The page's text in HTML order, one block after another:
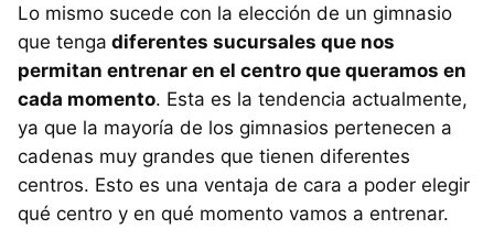
Lo mismo sucede con la elección de un gimnasio
que tenga diferentes sucursales que nos
permitan entrenar en el centro que queramos en
cada momento. Esta es la tendencia actualmente,
ya que la mayoría de los gimnasios pertenecen a
cadenas muy grandes que tienen diferentes
centros. Esto es una ventaja de cara a poder elegir
qué centro y en qué momento vamos a entrenar.